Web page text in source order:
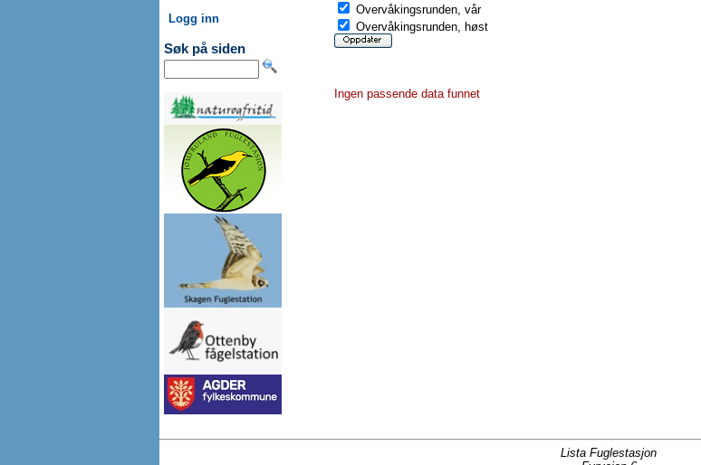
Logg inn
Søk på siden
Overvåkingsrunden, vår
Overvåkingsrunden, høst
Ingen passende data funnet
Lista Fuglestasjon